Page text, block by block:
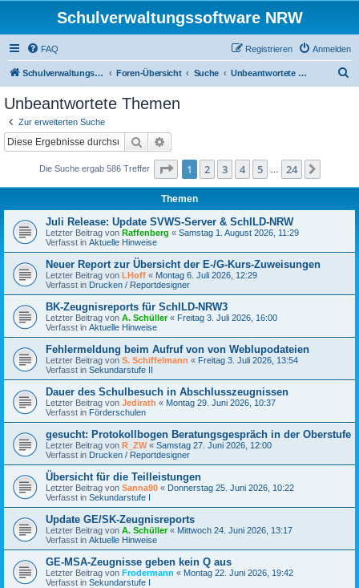
Schulverwaltungssoftware NRW
FAQ Anmelden
Registrieren
Schulverwaltungssoftware NRW Foren-Übersicht Suche Unbeantwortete Themen
Unbeantwortete Themen
Zur erweiterten Suche
Suche
Die Suche ergab 586 Treffer Seite 1von 24
1 2 3 4 5 24
Themen
Juli Release: Update SVWS-Server & SchILD-NRW
Letzter Beitrag von Raffenberg « Samstag 1. August 2026, 11:29
Verfasst in Aktuelle Hinweise
Neuer Report zur Übersicht der E-/G-Kurs-Zuweisungen
Letzter Beitrag von LHoff « Montag 6. Juli 2026, 12:29
Verfasst in Drucken / Reportdesigner
BK-Zeugnisreports für SchILD-NRW3
Letzter Beitrag von A. Schüller« Freitag 3. Juli 2026, 16:00
Verfasst in Aktuelle Hinweise
Fehlermeldung beim Aufruf von von Weblupodateien
Letzter Beitrag von S. Schiffelmann « Freitag 3. Juli 2026, 13:54
Verfasst in Sekundarstufe II
Dauer des Schulbesuch in Abschlusszeugnissen
Letzter Beitrag von Jedirath « Montag 29. Juni 2026, 10:37
Verfasst in Förderschulen
gesucht: Protokollbogen Beratungsgespräch in der Oberstufe
Letzter Beitrag von R_ZW« Samstag 27. Juni 2026, 12:00
Verfasst in Drucken / Reportdesigner
Übersicht für die Teilleistungen
Letzter Beitrag von Sanna90 « Donnerstag 25. Juni 2026, 10:22
Verfasst in Sekundarstufe I
Update GE/SK-Zeugnisreports
Letzter Beitrag von A. Schüller« Mittwoch 24. Juni 2026, 13:17
Verfasst in Aktuelle Hinweise
GE-MSA-Zeugnisse geben kein Q aus
Letzter Beitrag von Frodermann « Montag 22. Juni 2026, 19:42
Verfasst in Sekundarstufe I